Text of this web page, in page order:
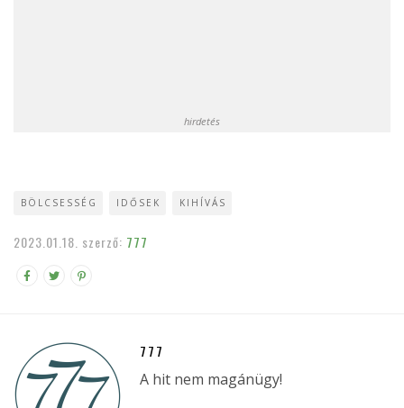
hirdetés
BÖLCSESSÉG IDŐSEK KIHÍVÁS
2023.01.18. szerző: 777
777
A hit nem magánügy!